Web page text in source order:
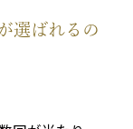
選ばれるの